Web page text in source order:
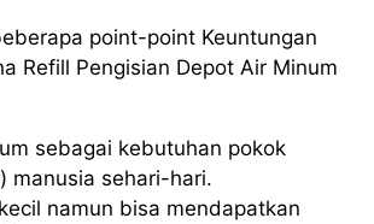
point-point Keuntungan
Refill Pengisian Depot Air Minum
sebagai kebutuhan pokok
manusia sehari-hari.
namun bisa mendapatkan